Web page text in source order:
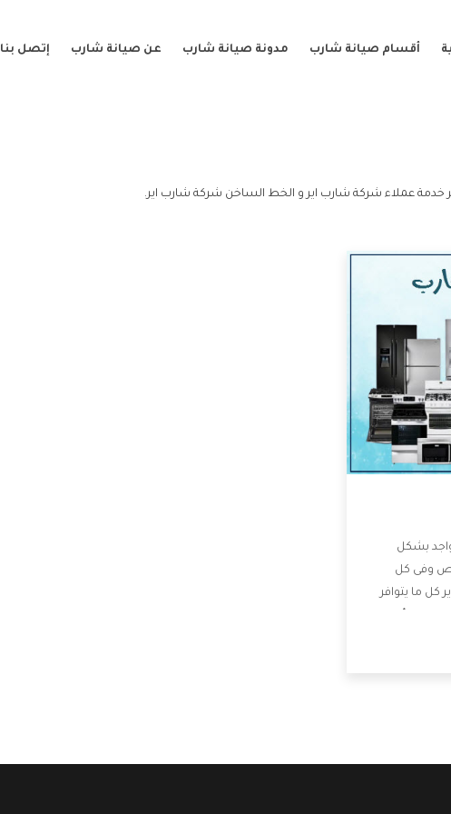
أقسام صيانة شارب مدونة صيانة شارب عن صيانة شارب إتصل بنا
خدمة عملاء شركة شارب اير و الخط الساخن شركة شارب اير.
بشكل
وفى كل
كل ما يتوافر
أقوى